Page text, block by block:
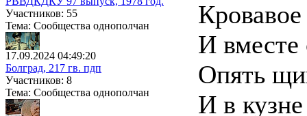
Участников: 55
Тема: Сообщества однополчан
17.09.2024 04:49:20
Болград, 217 гв. пдп
Участников: 8
Тема: Сообщества однополчан
И
Опять
И в